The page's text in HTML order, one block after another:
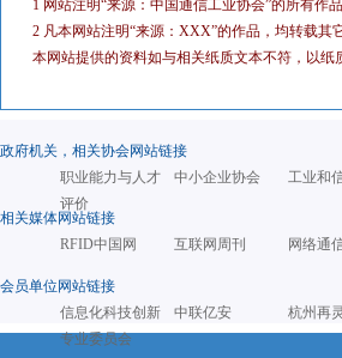
1 网站注明“来源：中国通信工业协会”的所有作
2 凡本网站注明“来源：XXX”的作品，均转载
本网站提供的资料如与相关纸质文本不符，以纸
政府机关，相关协会网站链接
职业能力与人才
评价
中小企业协会 工业和
相关媒体网站链接
RFID中国网
互联网周刊 网络通
会员单位网站链接
信息化科技创新
专业委员会
中联亿安 杭州再